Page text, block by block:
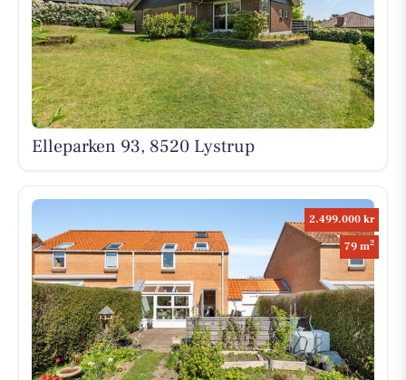
Elleparken 93, 8520 Lystrup
2.499.000 kr
79 m2